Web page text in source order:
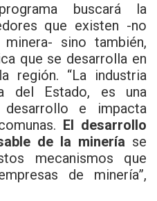
buscará la
que existen -no
sino también,
que se desarrolla en
región. “La industria
del Estado, es una
e impacta
El desarrollo
de la minería se
mecanismos que
de minería”,